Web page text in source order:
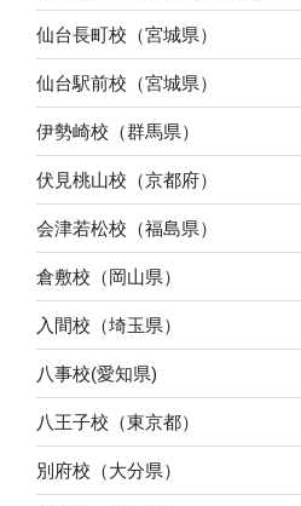
仙台長町校（宮城県）
仙台駅前校（宮城県）
伊勢崎校（群馬県）
伏見桃山校（京都府）
会津若松校（福島県）
倉敷校（岡山県）
入間校（埼玉県）
八事校(愛知県)
八王子校（東京都）
別府校（大分県）